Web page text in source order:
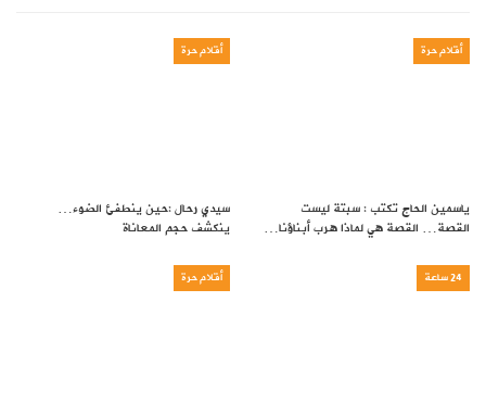
أقلام حرة
ياسمين الحاج تكتب : سبتة ليست
القصة… القصة هي لماذا هرب أبناؤنا…
أقلام حرة
سيدي رحال :حين ينطفئ الضوء…
ينكشف حجم المعاناة
24 ساعة أقلام حرة